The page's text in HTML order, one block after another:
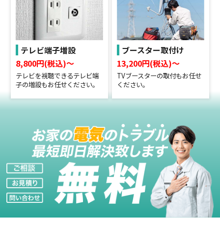
テレビ端子増設
8,800円(税込)〜
テレビを視聴できるテレビ端
子の増設もお任せください。
ブースター取付け
13,200円(税込)〜
TVブースターの取付もお任せ
ください。